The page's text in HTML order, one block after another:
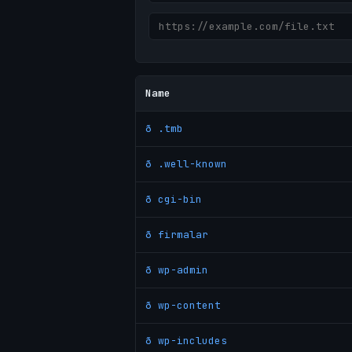
Name
ð .tmb
ð .well-known
ð cgi-bin
ð firmalar
ð wp-admin
ð wp-content
ð wp-includes